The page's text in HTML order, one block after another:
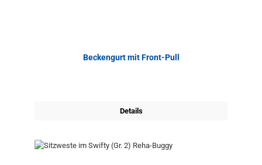
Beckengurt mit Front-Pull
Details